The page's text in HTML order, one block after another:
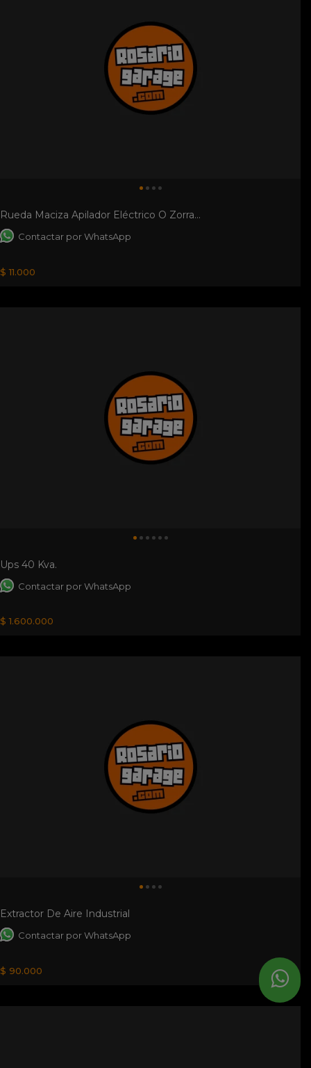
Rueda Maciza Apilador Eléctrico O Zorra...
Contactar por WhatsApp
$ 11.000
Ups 40 Kva.
Contactar por WhatsApp
$ 1.600.000
Extractor De Aire Industrial
Contactar por WhatsApp
$ 90.000